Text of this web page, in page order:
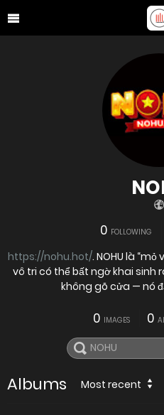
0 FOLLOWING
https://nohu.hot/. NOHU là “mỏ vàng số” nơi những vòng quay
vô tri có thể bất ngờ khai sinh
không gõ cửa — nó
0 IMAGES 0
Albums Most recent